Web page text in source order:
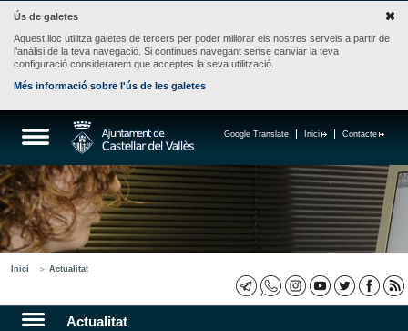
Ús de galetes
Aquest lloc utilitza galetes de tercers per poder millorar els nostres serveis a partir de
l'anàlisi de la teva navegació. Si continues navegant sense canviar la teva
configuració considerarem que acceptes la seva utilització.
Més informació sobre l'ús de les galetes
Contacte
Inici
Google Translate
Inici Actualitat
Actualitat